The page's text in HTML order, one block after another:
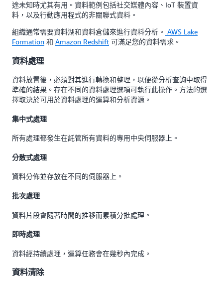
途未知時尤其有用。資料範例包括社交媒體內容、IoT 裝置資
料，以及行動應用程式的非關聯式資料。
組織通常需要資料湖和資料倉儲來進行資料分析。 AWS Lake
Formation 和 Amazon Redshift 可滿足您的資料需求。
資料處理
資料放置後，必須對其進行轉換和整理，以便從分析查詢中取得
準確的結果。存在不同的資料處理選項可執行此操作。方法的選
擇取決於可用於資料處理的運算和分析資源。
集中式處理
所有處理都發生在託管所有資料的專用中央伺服器上。
分散式處理
資料分佈並存放在不同的伺服器上。
批次處理
資料片段會隨著時間的推移而累積分批處理。
即時處理
資料經持續處理，運算任務會在幾秒內完成。
資料清除